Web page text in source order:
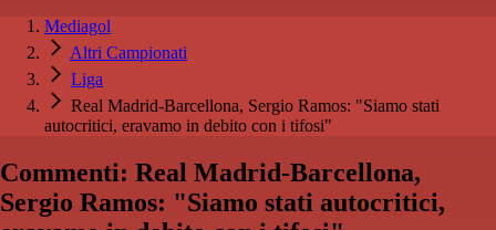
Mediagol
Altri Campionati
Liga
Real Madrid-Barcellona, Sergio Ramos: "Siamo stati
autocritici, eravamo in debito con i tifosi"
Commenti: Real Madrid-Barcellona,
Sergio Ramos: "Siamo stati autocritici,